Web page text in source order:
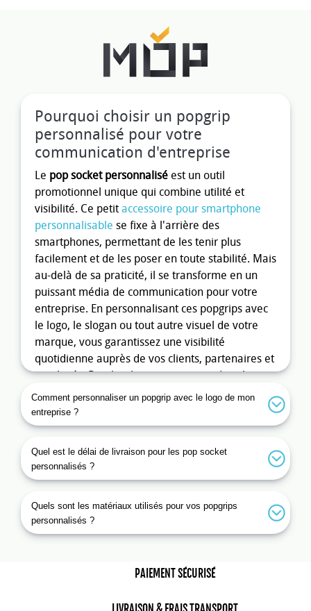
Pourquoi choisir un popgrip
personnalisé pour votre
communication d'entreprise
Le pop socket personnalisé est un outil
promotionnel unique qui combine utilité et
visibilité. Ce petitaccessoire pour smartphone
personnalisable se fixe à l'arrière des
smartphones, permettant de les tenir plus
facilement et de les poser en toute stabilité. Mais
au-delà de sa praticité, il se transforme en un
puissant média de communication pour votre
entreprise. En personnalisant ces popgrips avec
le logo, le slogan ou tout autre visuel de votre
marque, vous garantissez une visibilité
quotidienne auprès de vos clients, partenaires et
employés. De plus, les popgrips sont des objets
tendances et appréciés par un large public, ce
qui renforce votre image de marque et votre
présence dans l'esprit des utilisateurs.
Les avantages du pop socket
personnalisé pour vos
événements et campagnes
promotionnelles
Lors de salons, foires, conférences ou tout autre
attire l'attention et crée une
interaction positive avec les visiteurs. Il s'agit
Comment personnaliser un popgrip avec le logo de mon
entreprise ?
Quel est le délai de livraison pour les pop socket
personnalisés ?
Quels sont les matériaux utilisés pour vos popgrips
personnalisés ?
PAIEMENT SÉCURISÉ